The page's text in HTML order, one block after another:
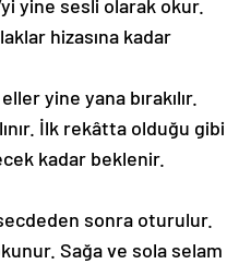
yine sesli olarak okur.
hizasına kadar
yine yana bırakılır.
İlk rekâtta olduğu gibi
kadar beklenir.
sonra oturulur.
Sağa ve sola selam